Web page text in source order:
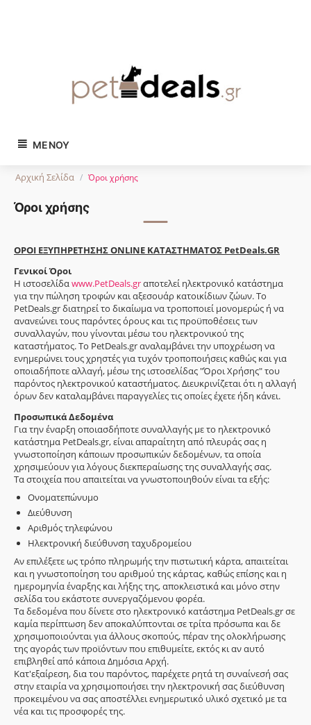
ΜΕΝΟΎ
Αρχική Σελίδα / Όροι χρήσης
Όροι χρήσης
ΟΡΟΙ ΕΞΥΠΗΡΕΤΗΣΗΣ ONLINE ΚΑΤΑΣΤΗΜΑΤΟΣ PetDeals.GR
Γενικοί Όροι
Η ιστοσελίδαwww.PetDeals.grαποτελεί ηλεκτρονικό κατάστημα
για την πώληση τροφών και αξεσουάρ κατοικίδιων ζώων. Το
PetDeals.gr διατηρεί το δικαίωμα να τροποποιεί μονομερώς ή να
ανανεώνει τους παρόντες όρους και τις προϋποθέσεις των
συναλλαγών, που γίνονται μέσω του ηλεκτρονικού της
καταστήματος. Το PetDeals.gr αναλαμβάνει την υποχρέωση να
ενημερώνει τους χρηστές για τυχόν τροποποιήσεις καθώς και για
οποιαδήποτε αλλαγή, μέσω της ιστοσελίδας "Όροι Χρήσης" του
παρόντος ηλεκτρονικού καταστήματος. Διευκρινίζεται ότι η αλλαγή
όρων δεν καταλαμβάνει παραγγελίες τις οποίες έχετε ήδη κάνει.
Προσωπικά Δεδομένα
Για την έναρξη οποιασδήποτε συναλλαγής με το ηλεκτρονικό
κατάστημα PetDeals.gr, είναι απαραίτητη από πλευράς σας η
γνωστοποίηση κάποιων προσωπικών δεδομένων, τα οποία
χρησιμεύουν για λόγους διεκπεραίωσης της συναλλαγής σας.
Τα στοιχεία που απαιτείται να γνωστοποιηθούν είναι τα εξής:
Ονοματεπώνυμο
Διεύθυνση
Αριθμός τηλεφώνου
Ηλεκτρονική διεύθυνση ταχυδρομείου
Αν επιλέξετε ως τρόπο πληρωμής την πιστωτική κάρτα, απαιτείται
και η γνωστοποίηση του αριθμού της κάρτας, καθώς επίσης και η
ημερομηνία έναρξης και λήξης της, αποκλειστικά και μόνο στην
σελίδα του εκάστοτε συνεργαζόμενου φορέα.
Τα δεδομένα που δίνετε στο ηλεκτρονικό κατάστημα PetDeals.gr σε
καμία περίπτωση δεν αποκαλύπτονται σε τρίτα πρόσωπα και δε
χρησιμοποιούνται για άλλους σκοπούς, πέραν της ολοκλήρωσης
της αγοράς των προϊόντων που επιθυμείτε, εκτός κι αν αυτό
επιβληθεί από κάποια Δημόσια Αρχή.
Κατ'εξαίρεση, δια του παρόντος, παρέχετε ρητά τη συναίνεσή σας
στην εταιρία να χρησιμοποιήσει την ηλεκτρονική σας διεύθυνση
προκειμένου να σας αποστέλλει ενημερωτικό υλικό σχετικό με τα
νέα και τις προσφορές της.